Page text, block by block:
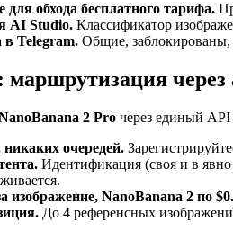
для обхода бесплатного тарифа.
AI Studio. Классификатор
Telegram. Общие, заблокированы,
маршрутизация через
2 Pro через единый
очередей.
Идентификация (своя и в
изображение, NanoBanana 2 по
До 4 референсных